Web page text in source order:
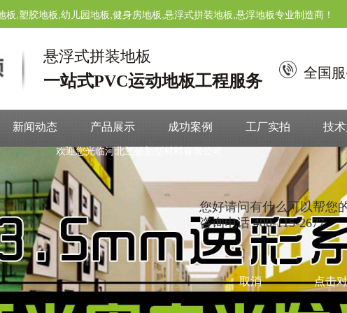
,塑胶地板,幼儿园地板,健身房地板,悬浮式拼装地板,悬浮地板专业制造商！
悬浮式拼装地板
一站式PVC运动地板工程服务 全国
新闻动态 产品展示 成功案例 工厂实拍 技
欢迎您光临河北兰硕新型材料有限公司
您好请问有什么可以帮您
咨询电话 400-115-2677
取消 点击